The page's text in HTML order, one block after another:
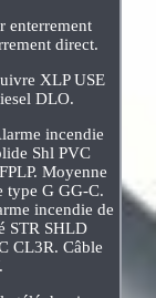
enterrement
direct.
XLP USE
DLO.
incendie
Shl PVC
Moyenne
type G GG-C.
incendie de
STR SHLD
CL3R. Câble